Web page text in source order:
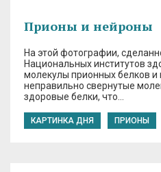
Прионы и нейроны
На этой фотографии,
Национальных институтов
молекулы прионных белков
неправильно свернутые
здоровые белки, что…
КАРТИНКА ДНЯ ПРИОНЫ